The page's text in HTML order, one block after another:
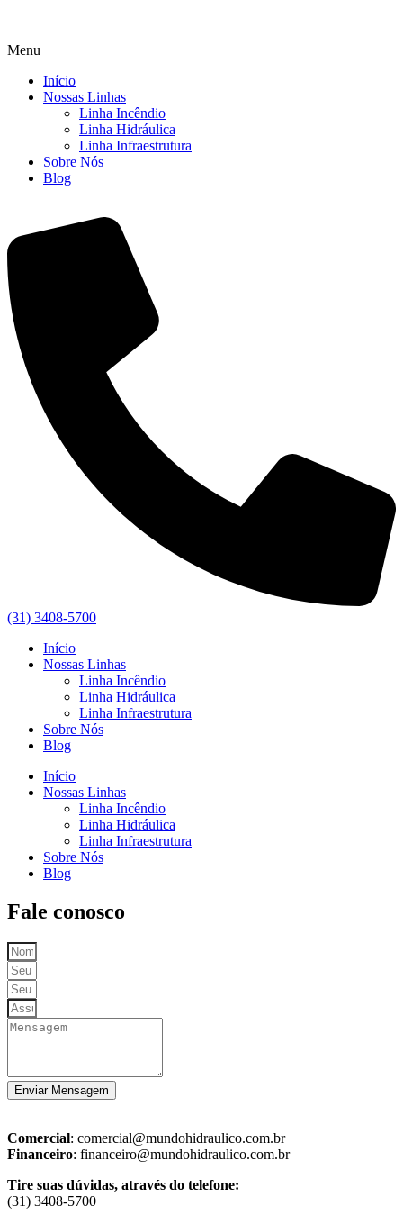
Menu
Início
Nossas Linhas
Linha Incêndio
Linha Hidráulica
Linha Infraestrutura
Sobre Nós
Blog
(31) 3408-5700
Início
Nossas Linhas
Linha Incêndio
Linha Hidráulica
Linha Infraestrutura
Sobre Nós
Blog
Início
Nossas Linhas
Linha Incêndio
Linha Hidráulica
Linha Infraestrutura
Sobre Nós
Blog
Fale conosco
Enviar Mensagem
Comercial: comercial@mundohidraulico.com.br
Financeiro: financeiro@mundohidraulico.com.br
Tire suas dúvidas, através do telefone:
(31) 3408-5700